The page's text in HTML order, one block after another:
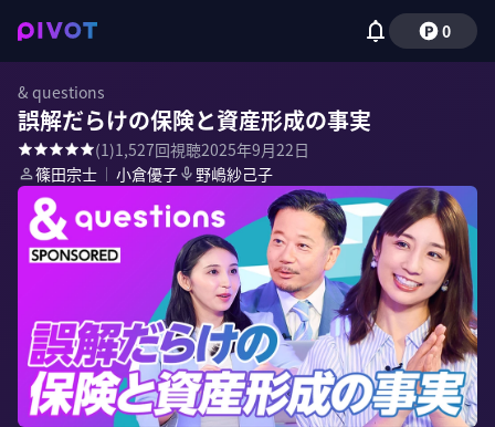
0
& questions
誤解だらけの保険と資産形成の事実
(1)1,527回視聴2025年9月22日
篠田宗士 ｜ 小倉優子 野嶋紗己子